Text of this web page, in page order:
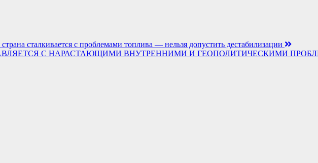
сталкивается с проблемами топлива — нельзя допустить дестабилизации
С НАРАСТАЮЩИМИ ВНУТРЕННИМИ И ГЕОПОЛИТИЧЕСКИМИ